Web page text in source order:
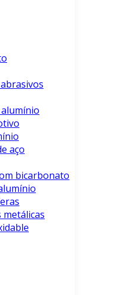
aço
bicarbonato